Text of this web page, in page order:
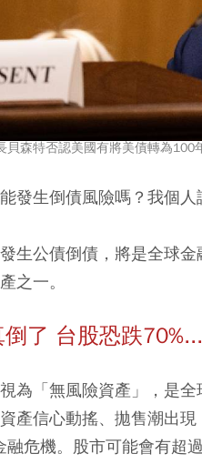
森特否認美國有將美債轉為100
發生倒債風險嗎？我個人
生公債倒債，將是全球
之一。
了 台股恐跌70%...
為「無風險資產」，是
產信心動搖、拋售潮出
危機。股市可能會有超過